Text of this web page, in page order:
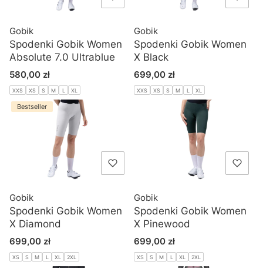
Spodenki Gobik Women
Absolute 7.0 Ultrablue
Gobik
Cena
580,00 zł
XXS XS S M L XL
Spodenki Gobik Women
X Black
Gobik
Cena
699,00 zł
XXS XS S M L XL
Bestseller
Spodenki Gobik Women
X Diamond
Gobik
Cena
699,00 zł
XS S M L XL 2XL
Spodenki Gobik Women
X Pinewood
Gobik
Cena
699,00 zł
XS S M L XL 2XL